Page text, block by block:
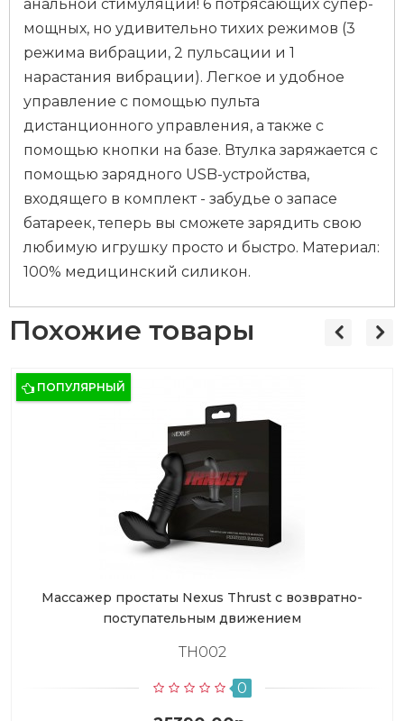
анальной стимуляции! 6 потрясающих супер-
мощных, но удивительно тихих режимов (3
режима вибрации, 2 пульсации и 1
нарастания вибрации). Легкое и удобное
управление с помощью пульта
дистанционного управления, а также с
помощью кнопки на базе. Втулка заряжается с
помощью зарядного USB-устройства,
входящего в комплект - забудье о запасе
батареек, теперь вы сможете зарядить свою
любимую игрушку просто и быстро. Материал:
100% медицинский силикон.
Похожие товары
ПОПУЛЯРНЫЙ
Массажер простаты Nexus Thrust с возвратно-
поступательным движением
TH002
0